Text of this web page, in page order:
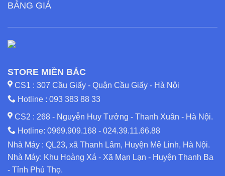
BẢNG GIÁ
STORE MIỀN BẮC
CS1 : 307 Cầu Giấy - Quận Cầu Giấy - Hà Nội
Hotline : 093 383 88 33
CS2 : 268 - Nguyễn Huy Tưởng - Thanh Xuân - Hà Nội.
Hotline: 0969.909.168 - 024.39.11.66.88
Nhà Máy : QL23, xã Thanh Lâm, Huyện Mê Linh, Hà Nội.
Nhà Máy: Khu Hoàng Xá - Xã Mạn Lạn - Huyện Thanh Ba
- Tỉnh Phú Thọ.